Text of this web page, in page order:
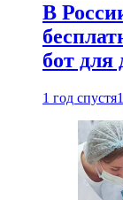
В
бот для
1 год спустя